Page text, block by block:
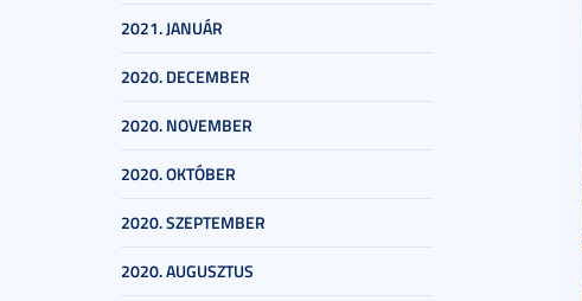
2021. JANUÁR
2020. DECEMBER
2020. NOVEMBER
2020. OKTÓBER
2020. SZEPTEMBER
2020. AUGUSZTUS